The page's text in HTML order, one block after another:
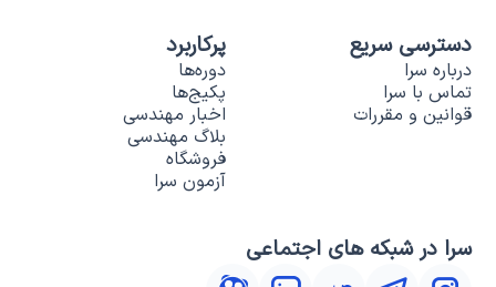
دسترسی سریع
درباره سرا
تماس با سرا
قوانین و مقررات
پرکاربرد
دوره‌ها
پکیج‌ها
اخبار مهندسی
بلاگ مهندسی
فروشگاه
آزمون سرا
سرا در شبکه های اجتماعی